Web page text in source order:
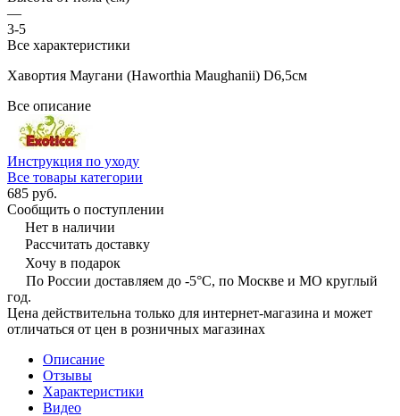
—
3-5
Все характеристики
Хавортия Маугани (Haworthia Maughanii) D6,5см
Все описание
Инструкция по уходу
Все товары категории
685 руб.
Сообщить о поступлении
Нет в наличии
Рассчитать доставку
Хочу в подарок
По России доставляем до -5°C, по Москве и МО круглый
год.
Цена действительна только для интернет-магазина и может
отличаться от цен в розничных магазинах
Описание
Отзывы
Характеристики
Видео